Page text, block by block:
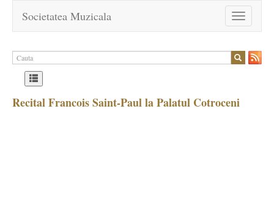
Toggle
navigation
Societatea Muzicala
Recital Francois Saint-Paul la Palatul Cotroceni